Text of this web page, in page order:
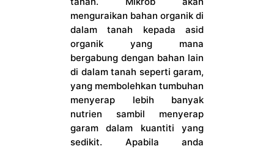
menguraikan bahan organik di
dalam tanah kepada asid
organik yang mana
bergabung dengan bahan lain
di dalam tanah seperti garam,
yang membolehkan tumbuhan
menyerap lebih banyak
nutrien sambil menyerap
garam dalam kuantiti yang
sedikit. Apabila anda